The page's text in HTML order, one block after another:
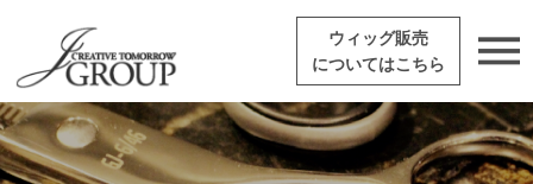
ウィッグ販売
についてはこちら